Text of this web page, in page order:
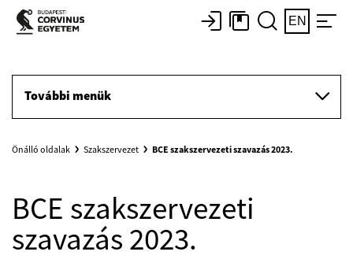
EN
További menük
Önálló oldalak Szakszervezet BCE szakszervezeti szavazás 2023.
BCE szakszervezeti
szavazás 2023.